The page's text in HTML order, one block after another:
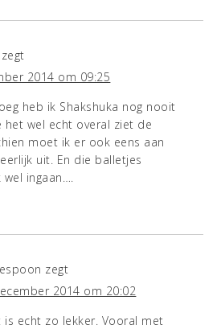
zegt
2014 om 09:25
heb ik Shakshuka nog nooit
het wel echt overal ziet de
moet ik er ook eens aan
uit. En die balletjes
ingaan….
zegt
2014 om 20:02
is echt zo lekker. Vooral met